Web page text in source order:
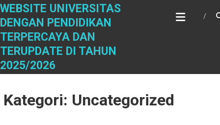
Skip
content
WEBSITE UNIVERSITAS
DENGAN PENDIDIKAN
TERPERCAYA DAN
TERUPDATE DI TAHUN
2025/2026
Kategori: Uncategorized